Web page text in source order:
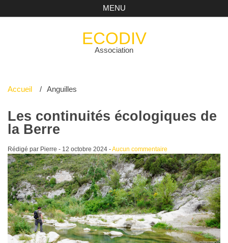
ECODIV
Association
MENU
Accueil Anguilles
Les continuités écologiques de
la Berre
Rédigé par Pierre - 12 octobre 2024-Aucun commentaire